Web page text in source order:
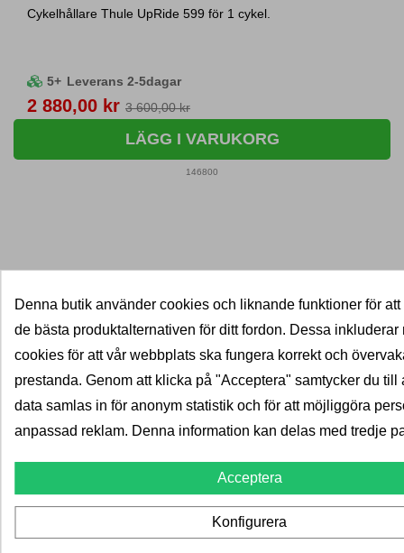
Cykelhållare Thule UpRide 599 för 1 cykel.
5+ Leverans 2-5dagar
Pris
2 880,00 kr 3 600,00 kr
LÄGG I VARUKORG
146800
Tillbaka till toppen
11028738
Upptäck de smidiga
takmonterade cykelhållarna
hos Dragkrokexperten
Om du är en entusiastisk cyklist och älskar att ta med
dig din cykel på äventyr, då är en takmonterad
Denna butik använder cookies och liknande funktioner för
de bästa produktalternativen för ditt fordon. Dessa inkluderar
cookies för att vår webbplats ska fungera korrekt och
prestanda. Genom att klicka på "Acceptera" samtycker du till
data samlas in för anonym statistik och för att möjliggöra
anpassad reklam. Denna information kan delas med tredje
Acceptera
Konfigurera